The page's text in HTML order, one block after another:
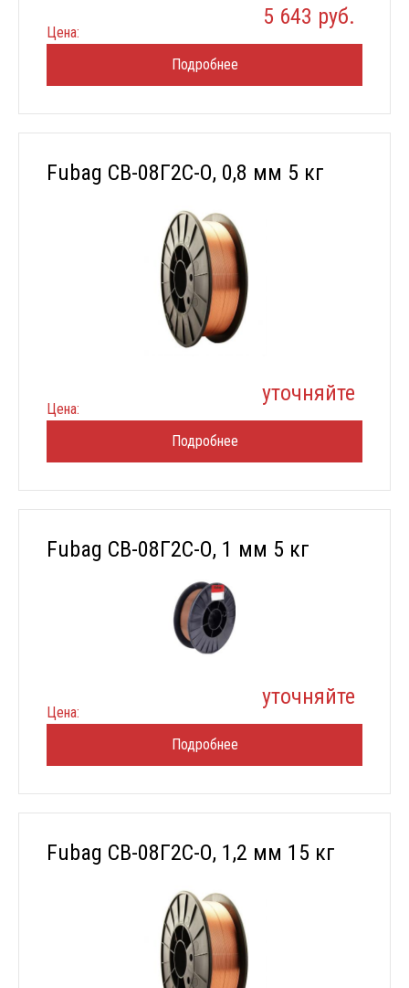
Цена:
5 643 руб.
Подробнее
Fubag СВ-08Г2С-О, 0,8 мм 5 кг
Цена:
уточняйте
Подробнее
Fubag СВ-08Г2С-О, 1 мм 5 кг
Цена:
уточняйте
Подробнее
Fubag СВ-08Г2С-О, 1,2 мм 15 кг